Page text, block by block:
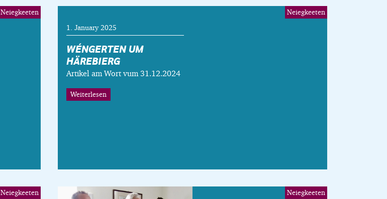
Neiegkeeten
WÉNGERTEN UM
HÄREBIERG
Artikel am Wort vum 31.12.2024
Weiterlesen
1. January 2025
Neiegkeeten
Neiegkeeten Neiegkeeten